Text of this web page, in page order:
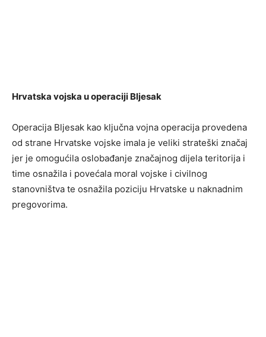
Hrvatska vojska u operaciji Bljesak
Operacija Bljesak kao ključna vojna operacija provedena
od strane Hrvatske vojske imala je veliki strateški značaj
jer je omogućila oslobađanje značajnog dijela teritorija i
time osnažila i povećala moral vojske i civilnog
stanovništva te osnažila poziciju Hrvatske u naknadnim
pregovorima.